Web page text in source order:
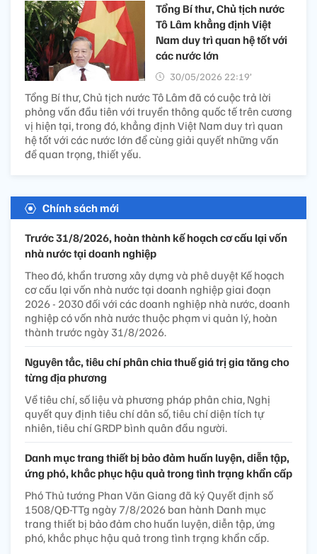
Tổng Bí thư, Chủ tịch nước
Tô Lâm khẳng định Việt
Nam duy trì quan hệ tốt với
các nước lớn
30/05/2026 22:19’
Tổng Bí thư, Chủ tịch nước Tô Lâm đã có cuộc trả lời
phỏng vấn đầu tiên với truyền thông quốc tế trên cương
vị hiện tại, trong đó, khẳng định Việt Nam duy trì quan
hệ tốt với các nước lớn để cùng giải quyết những vấn
đề quan trọng, thiết yếu.
Chính sách mới
Trước 31/8/2026, hoàn thành kế hoạch cơ cấu lại vốn
nhà nước tại doanh nghiệp
Theo đó, khẩn trương xây dựng và phê duyệt Kế hoạch
cơ cấu lại vốn nhà nước tại doanh nghiệp giai đoạn
2026 - 2030 đối với các doanh nghiệp nhà nước, doanh
nghiệp có vốn nhà nước thuộc phạm vi quản lý, hoàn
thành trước ngày 31/8/2026.
Nguyên tắc, tiêu chí phân chia thuế giá trị gia tăng cho
từng địa phương
Về tiêu chí, số liệu và phương pháp phân chia, Nghị
quyết quy định tiêu chí dân số, tiêu chí diện tích tự
nhiên, tiêu chí GRDP bình quân đầu người.
Danh mục trang thiết bị bảo đảm huấn luyện, diễn tập,
ứng phó, khắc phục hậu quả trong tình trạng khẩn cấp
Phó Thủ tướng Phan Văn Giang đã ký Quyết định số
1508/QĐ-TTg ngày 7/8/2026 ban hành Danh mục
trang thiết bị bảo đảm cho huấn luyện, diễn tập, ứng
phó, khắc phục hậu quả trong tình trạng khẩn cấp.